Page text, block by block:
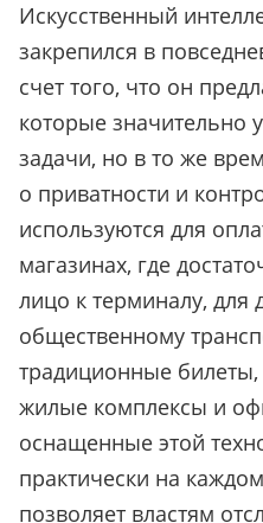
Искусственный
закрепился в
счет того, что он
которые значительно
задачи, но в то же
о приватности и
используются для
магазинах, где
лицо к терминалу, для
общественному
традиционные билеты,
жилые комплексы и
оснащенные этой
практически на
позволяет властям